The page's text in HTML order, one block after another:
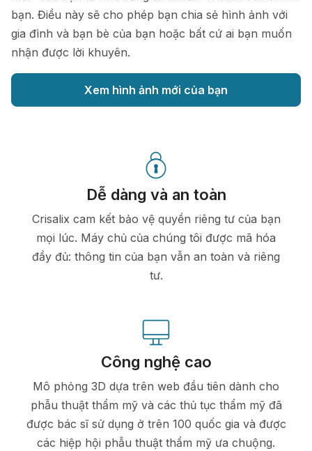
bạn. Điều này sẽ cho phép bạn chia sẻ hình ảnh với
gia đình và bạn bè của bạn hoặc bất cứ ai bạn muốn
nhận được lời khuyên.
Xem hình ảnh mới của bạn
Dễ dàng và an toàn
Crisalix cam kết bảo vệ quyền riêng tư của bạn
mọi lúc. Máy chủ của chúng tôi được mã hóa
đầy đủ: thông tin của bạn vẫn an toàn và riêng
tư.
Công nghệ cao
Mô phỏng 3D dựa trên web đầu tiên dành cho
phẫu thuật thẩm mỹ và các thủ tục thẩm mỹ đã
được bác sĩ sử dụng ở trên 100 quốc gia và được
các hiệp hội phẫu thuật thẩm mỹ ưa chuộng.